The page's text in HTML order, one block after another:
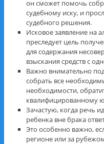
он сможет помочь
судебному иску, и
судебного решения.
Исковое заявление на
преследует цель
для содержания
взыскания средств с
Важно внимательно
собрать все
необходимости,
квалифицированному
Зачастую, когда речь
ребенка вне брака
Это особенно важно,
регионе или за